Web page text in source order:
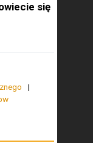
się